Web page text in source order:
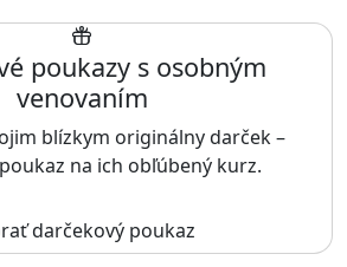
poukazy s osobným
venovaním
blízkym originálny darček –
na ich obľúbený kurz.
darčekový poukaz